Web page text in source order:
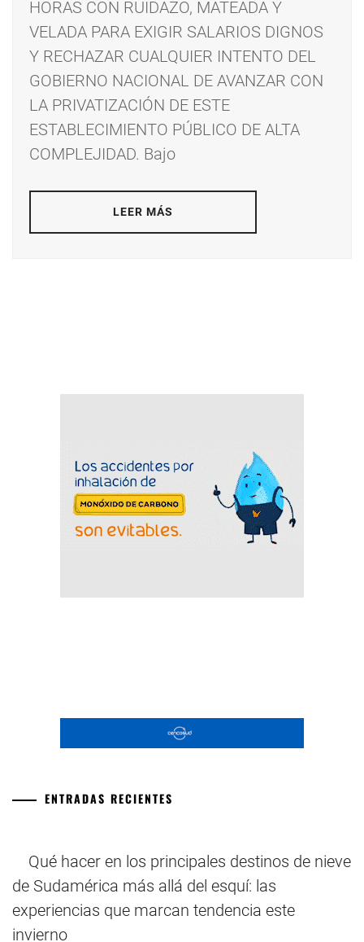
HORAS CON RUIDAZO, MATEADA Y
VELADA PARA EXIGIR SALARIOS DIGNOS
Y RECHAZAR CUALQUIER INTENTO DEL
GOBIERNO NACIONAL DE AVANZAR CON
LA PRIVATIZACIÓN DE ESTE
ESTABLECIMIENTO PÚBLICO DE ALTA
COMPLEJIDAD. Bajo
LEER MÁS
ENTRADAS RECIENTES
Qué hacer en los principales destinos de nieve
de Sudamérica más allá del esquí: las
experiencias que marcan tendencia este
invierno